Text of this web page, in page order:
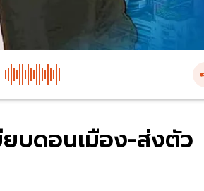
บดอนเมือง-ส่งตัว